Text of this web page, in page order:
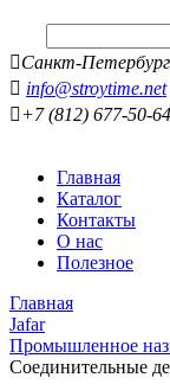
Санкт-
info@stroytime.net
+7 (812) 677-50-64
Главная
Каталог
Контакты
О нас
Полезное
Главная
Jafar
Промышленное
Соединительные